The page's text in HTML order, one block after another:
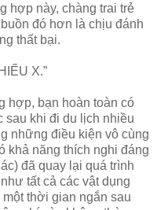
hợp này, chàng trai trẻ
đó hơn là chịu đánh
thất bại.
X.”
hợp, bạn hoàn toàn có
khi đi du lịch nhiều
những điều kiện vô cùng
khả năng thích nghi đáng
đã quay lại quá trình
tất cả các vật dụng
thời gian ngắn sau